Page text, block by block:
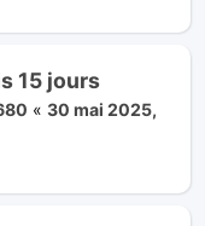
15 jours
« 30 mai 2025,